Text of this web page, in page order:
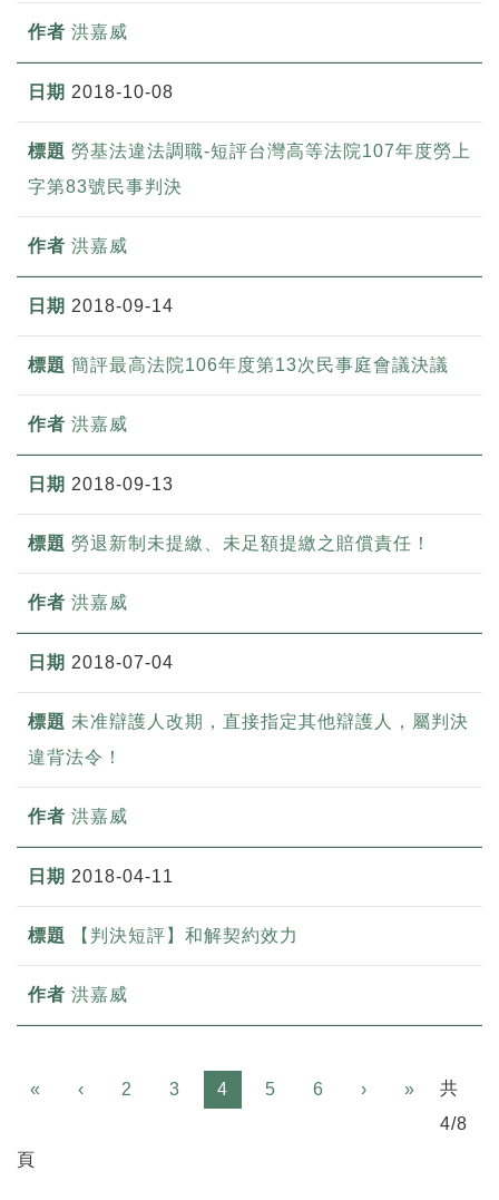
洪嘉威
2018-10-08
勞基法違法調職-短評台灣高等法院107年度勞上
字第83號民事判決
洪嘉威
2018-09-14
簡評最高法院106年度第13次民事庭會議決議
洪嘉威
2018-09-13
勞退新制未提繳、未足額提繳之賠償責任！
洪嘉威
2018-07-04
未准辯護人改期，直接指定其他辯護人，屬判決
違背法令！
洪嘉威
2018-04-11
【判決短評】和解契約效力
洪嘉威
« Previous
‹ 2 3 4 5 6 › » Next
共
4/8
頁